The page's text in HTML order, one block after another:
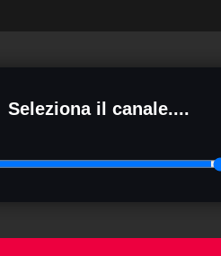
Seleziona il canale....